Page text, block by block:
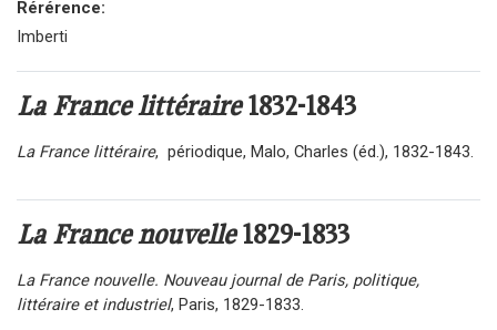
Rérérence:
Imberti
La France littéraire1832-1843
La France littéraire, périodique, Malo, Charles (éd.), 1832-1843.
La France nouvelle1829-1833
La France nouvelle. Nouveau journal de Paris, politique,
littéraire et industriel, Paris, 1829-1833.